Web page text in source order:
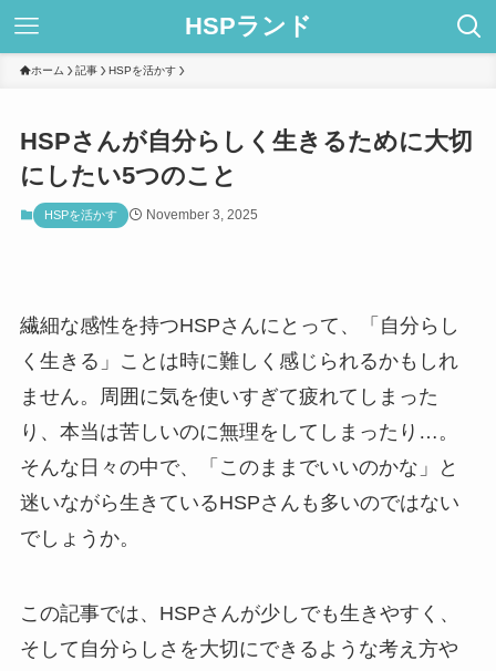
HSPランド
ホーム 記事 HSPを活かす
HSPさんが自分らしく生きるために大切
にしたい5つのこと
HSPを活かす November 3, 2025
繊細な感性を持つHSPさんにとって、「自分らし
く生きる」ことは時に難しく感じられるかもしれ
ません。周囲に気を使いすぎて疲れてしまった
り、本当は苦しいのに無理をしてしまったり…。
そんな日々の中で、「このままでいいのかな」と
迷いながら生きているHSPさんも多いのではない
でしょうか。
この記事では、HSPさんが少しでも生きやすく、
そして自分らしさを大切にできるような考え方や